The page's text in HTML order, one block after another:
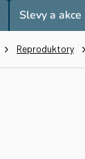
Slevy a akce
Reproduktory